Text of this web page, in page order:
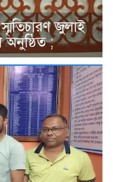
জুলাই
অনুষ্ঠিত ;